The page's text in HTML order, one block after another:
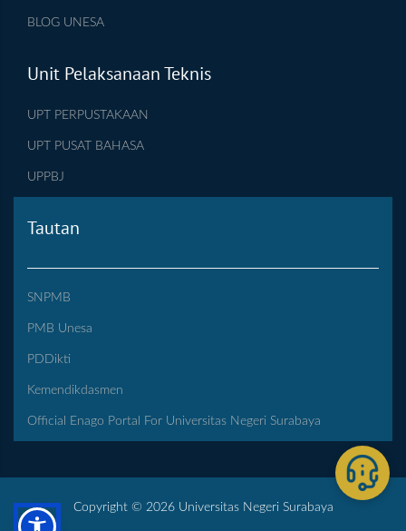
BLOG UNESA
Unit Pelaksanaan Teknis
UPT PERPUSTAKAAN
UPT PUSAT BAHASA
UPPBJ
Tautan
SNPMB
PMB Unesa
PDDikti
Kemendikdasmen
Official Enago Portal For Universitas Negeri Surabaya
Copyright © 2026 Universitas Negeri Surabaya